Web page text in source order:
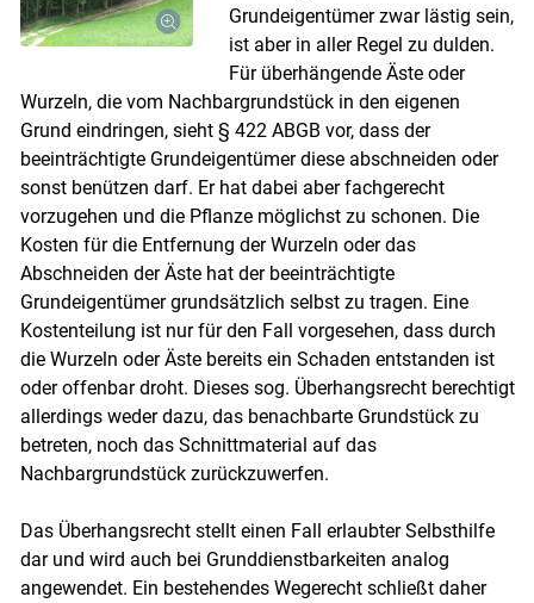
Skip to main content
Grundeigentümer zwar lästig sein,
ist aber in aller Regel zu dulden.
Für überhängende Äste oder
Wurzeln, die vom Nachbargrundstück in den eigenen
Grund eindringen, sieht § 422 ABGB vor, dass der
beeinträchtigte Grundeigentümer diese abschneiden oder
sonst benützen darf. Er hat dabei aber fachgerecht
vorzugehen und die Pflanze möglichst zu schonen. Die
Kosten für die Entfernung der Wurzeln oder das
Abschneiden der Äste hat der beeinträchtigte
Grundeigentümer grundsätzlich selbst zu tragen. Eine
Kostenteilung ist nur für den Fall vorgesehen, dass durch
die Wurzeln oder Äste bereits ein Schaden entstanden ist
oder offenbar droht. Dieses sog. Überhangsrecht berechtigt
allerdings weder dazu, das benachbarte Grundstück zu
betreten, noch das Schnittmaterial auf das
Nachbargrundstück zurückzuwerfen.
Das Überhangsrecht stellt einen Fall erlaubter Selbsthilfe
dar und wird auch bei Grunddienstbarkeiten analog
angewendet. Ein bestehendes Wegerecht schließt daher